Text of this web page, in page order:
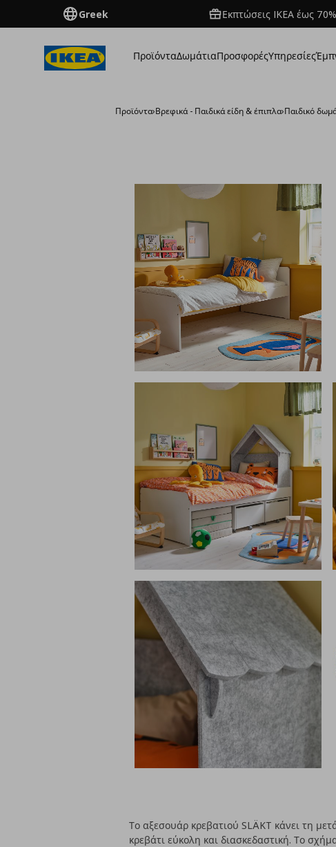
Greek Εκπτώσεις IKEA έως
ΠροϊόνταΔωμάτιαΠροσφορέςΥπηρεσίες
Προϊόντα›Βρεφικά - Παιδικά είδη & έπιπλα›Παιδικό
Το αξεσουάρ κρεβατιού SLÄKT κάνει τη
κρεβάτι εύκολη και διασκεδαστική. Το